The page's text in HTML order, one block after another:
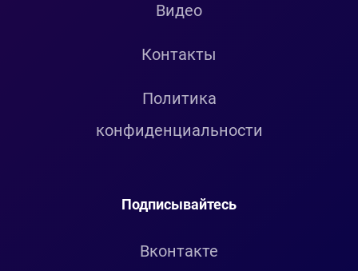
Видео
Контакты
Политика
конфиденциальности
Подписывайтесь
Вконтакте